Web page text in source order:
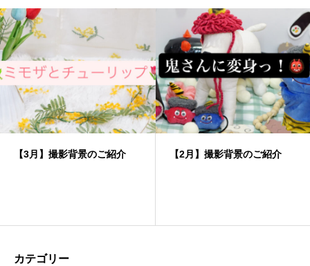
【3月】撮影背景のご紹介 【2月】撮影背景のご紹介
カテゴリー